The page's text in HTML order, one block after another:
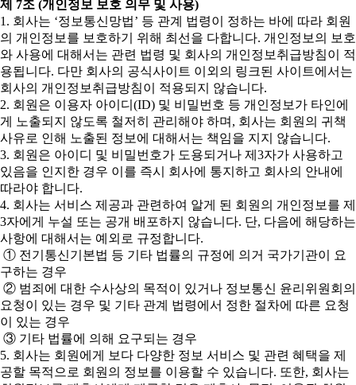
제 7조 (개인정보 보호 의무 및 사용)
1. 회사는 ‘정보통신망법’ 등 관계 법령이 정하는 바에 따라 회원
의 개인정보를 보호하기 위해 최선을 다합니다. 개인정보의 보호
와 사용에 대해서는 관련 법령 및 회사의 개인정보취급방침이 적
용됩니다. 다만 회사의 공식사이트 이외의 링크된 사이트에서는
회사의 개인정보취급방침이 적용되지 않습니다.
2. 회원은 이용자 아이디(ID) 및 비밀번호 등 개인정보가 타인에
게 노출되지 않도록 철저히 관리해야 하며, 회사는 회원의 귀책
사유로 인해 노출된 정보에 대해서는 책임을 지지 않습니다.
3. 회원은 아이디 및 비밀번호가 도용되거나 제3자가 사용하고
있음을 인지한 경우 이를 즉시 회사에 통지하고 회사의 안내에
따라야 합니다.
4. 회사는 서비스 제공과 관련하여 알게 된 회원의 개인정보를 제
3자에게 누설 또는 공개 배포하지 않습니다. 단, 다음에 해당하는
사항에 대해서는 예외로 규정합니다.
① 전기통신기본법 등 기타 법률의 규정에 의거 국가기관이 요
구하는 경우
② 범죄에 대한 수사상의 목적이 있거나 정보통신 윤리위원회의
요청이 있는 경우 및 기타 관계 법령에서 정한 절차에 따른 요청
이 있는 경우
③ 기타 법률에 의해 요구되는 경우
5. 회사는 회원에게 보다 다양한 정보 서비스 및 관련 혜택을 제
공할 목적으로 회원의 정보를 이용할 수 있습니다. 또한, 회사는